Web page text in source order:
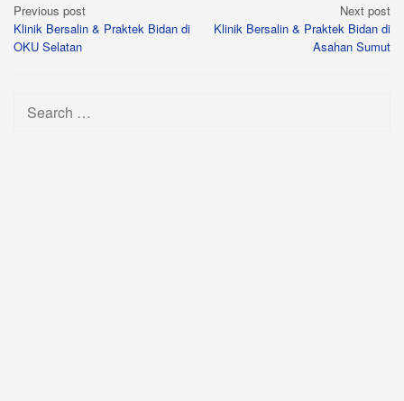
Post
navigation
Previous post
Klinik Bersalin & Praktek Bidan di
OKU Selatan
Next post
Klinik Bersalin & Praktek Bidan di
Asahan Sumut
Search